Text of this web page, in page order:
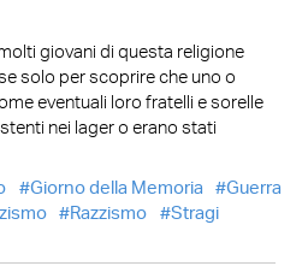
giovani di questa religione
solo per scoprire che uno o
eventuali loro fratelli e sorelle
nei lager o erano stati
Giorno della Memoria
Guerra
Razzismo Stragi